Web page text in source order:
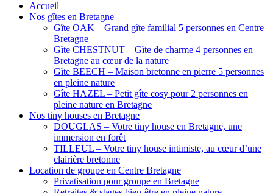
Accueil
Nos gîtes en Bretagne
Gîte OAK – Grand gîte familial 5 personnes en Centre
Bretagne
Gîte CHESTNUT – Gîte de charme 4 personnes en
Bretagne au cœur de la nature
Gîte BEECH – Maison bretonne en pierre 5 personnes
en pleine nature
Gîte HAZEL – Petit gîte cosy pour 2 personnes en
pleine nature en Bretagne
Nos tiny houses en Bretagne
DOUGLAS – Votre tiny house en Bretagne, une
immersion en forêt
TILLEUL – Votre tiny house intimiste, au cœur d’une
clairière bretonne
Location de groupe en Centre Bretagne
Privatisation pour groupe en Bretagne